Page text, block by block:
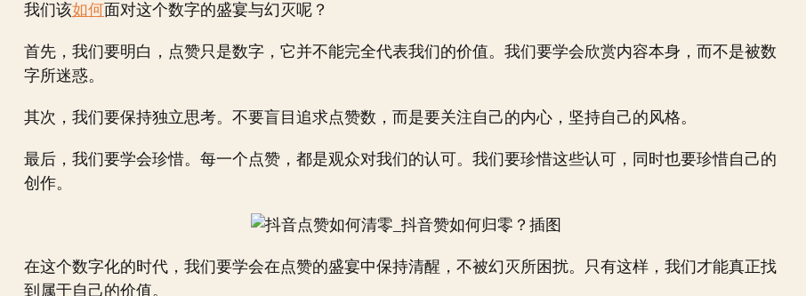
我们该如何面对这个数字的盛宴与幻灭呢？
首先，我们要明白，点赞只是数字，它并不能完全代表我们的价值。我们要学会欣赏内容本身，而不是被数
字所迷惑。
其次，我们要保持独立思考。不要盲目追求点赞数，而是要关注自己的内心，坚持自己的风格。
最后，我们要学会珍惜。每一个点赞，都是观众对我们的认可。我们要珍惜这些认可，同时也要珍惜自己的
创作。
在这个数字化的时代，我们要学会在点赞的盛宴中保持清醒，不被幻灭所困扰。只有这样，我们才能真正找
到属于自己的价值。